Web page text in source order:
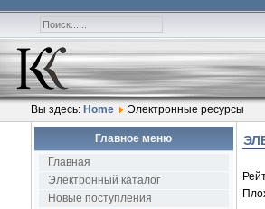
Вы здесь: Home Электронные ресурсы
Главное меню
Главная
Электронный каталог
Новые поступления